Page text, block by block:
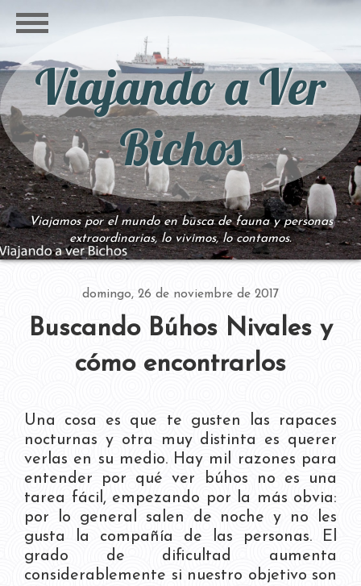
Viajando a Ver
Bichos
Viajamos por el mundo en busca de fauna y personas
extraordinarias, lo vivimos, lo contamos.
domingo, 26 de noviembre de 2017
Buscando Búhos Nivales y
cómo encontrarlos
Una cosa es que te gusten las rapaces
nocturnas y otra muy distinta es querer
verlas en su medio. Hay mil razones para
entender por qué ver búhos no es una
tarea fácil, empezando por la más obvia:
por lo general salen de noche y no les
gusta la compañía de las personas. El
grado de dificultad aumenta
considerablemente si nuestro objetivo son